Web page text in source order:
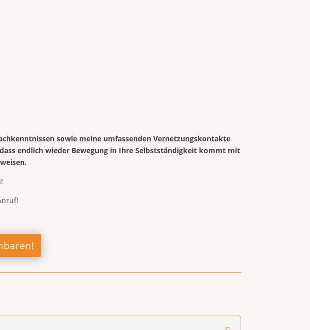
sowie meine umfassenden Vernetzungskontakte
endlich wieder Bewegung in Ihre Selbstständigkeit kommt mit